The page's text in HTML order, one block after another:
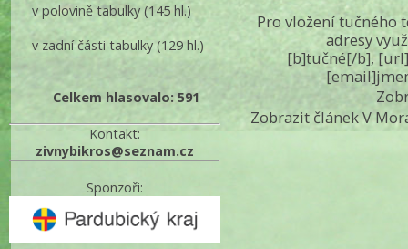
v polovině tabulky(145 hl.)
v zadní části tabulky (129 hl.)
Celkem hlasovalo: 591
Kontakt:
zivnybikros@seznam.cz
Sponzoři:
Pro vložení tučného
adresy
[b]tučné[/b],
Zobrazit článek V